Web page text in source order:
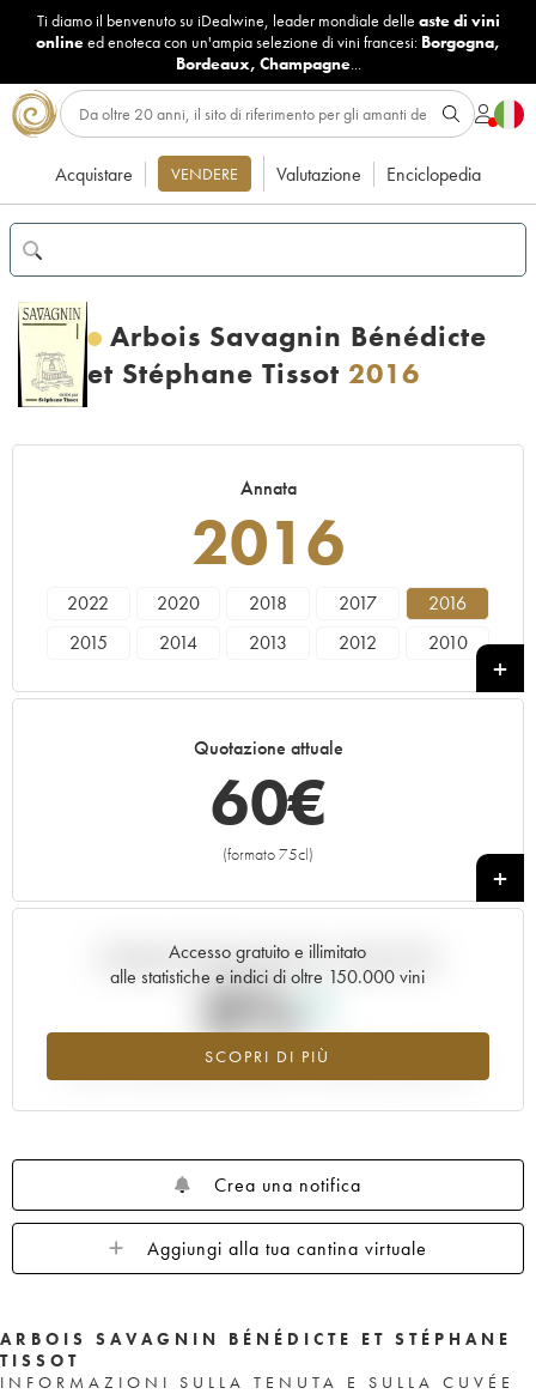
Ti diamo il benvenuto su iDealwine, leader mondiale delle aste di vini
onlineed enoteca con un'ampia selezione di vini francesi: Borgogna,
Bordeaux, Champagne...
Acquistare VENDERE Valutazione Enciclopedia
Arbois Savagnin Bénédicte
et Stéphane Tissot 2016
Annata
2016
2022 2020 2018 2017
2016
2015
2014 2013 2012
2010
Quotazione attuale
60€
(formato 75cl)
+
Accesso gratuito e illimitato
alle statistiche e indici di oltre 150.000 vini
SCOPRI DI PIÙ
Andamento della quotazione in tempo reale
0%
Valore in aumento per l'annata 2016 nel 2026 rispetto al 2025
Crea una notifica
Aggiungi alla tua cantina virtuale
ARBOIS SAVAGNIN BÉNÉDICTE ET STÉPHANE
TISSOT
INFORMAZIONI SULLA TENUTA E SULLA CUVÉE